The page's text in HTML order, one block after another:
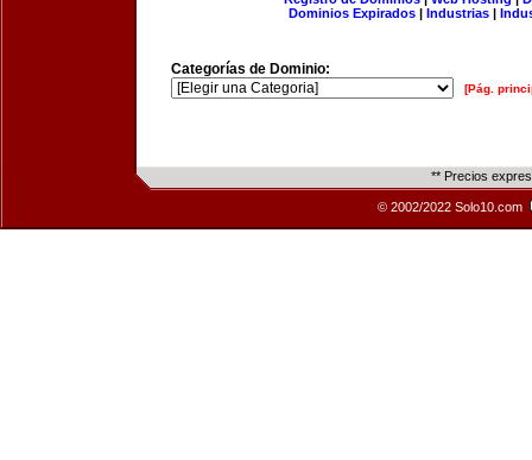
Dominios Expirados | Industrias |
Categorías de Dominio:
[Pág.
** Precios
© 2002/2022 Solo10.com